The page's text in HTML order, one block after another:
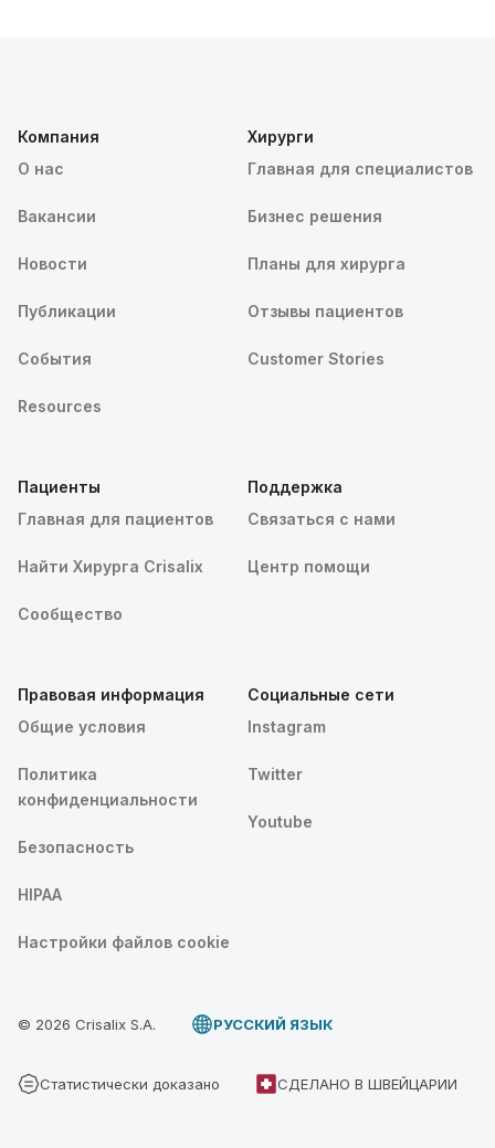
Компания
О нас
Вакансии
Новости
Публикации
События
Resources
Хирурги
Главная для специалистов
Бизнес решения
Планы для хирурга
Отзывы пациентов
Customer Stories
Пациенты
Главная для пациентов
Найти Хирурга Crisalix
Сообщество
Поддержка
Связаться с нами
Центр помощи
Правовая информация
Общие условия
Политика
конфиденциальности
Безопасность
HIPAA
Настройки файлов cookie
Социальные сети
Instagram
Twitter
Youtube
© 2026 Crisalix S.A. PУССКИЙ ЯЗЫК
Статистически доказано СДЕЛАНО В ШВЕЙЦАРИИ